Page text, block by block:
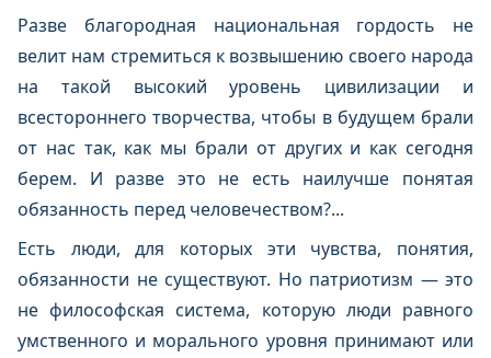
Разве благородная национальная гордость не
велит нам стремиться к возвышению своего народа
на такой высокий уровень цивилизации и
всестороннего творчества, чтобы в будущем брали
от нас так, как мы брали от других и как сегодня
берем. И разве это не есть наилучше понятая
обязанность перед человечеством?...
Есть люди, для которых эти чувства, понятия,
обязанности не существуют. Но патриотизм — это
не философская система, которую люди равного
умственного и морального уровня принимают или